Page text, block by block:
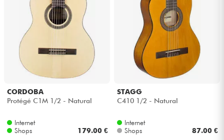
Bundle
Sehen Sie sich unsere Marken an
CORDOBA
Protégé C1M 1/2 - Natural
Internet
Shops
179.00 €
STAGG
C410 1/2 - Natural
Internet
Shops
87.00 €